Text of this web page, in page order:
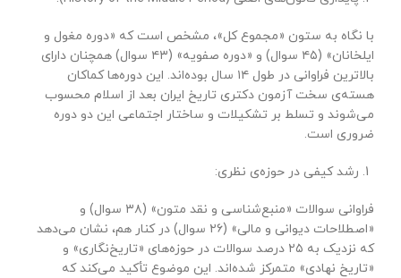
با نگاه به ستون «مجموع کل»، مشخص است که «دوره مغول و
ایلخانان» (۴۵ سوال) و «دوره صفویه» (۴۳ سوال) همچنان دارای
بالاترین فراوانی در طول ۱۴ سال بوده‌اند. این دوره‌ها کماکان
هسته‌ی سخت آزمون دکتری تاریخ ایران بعد از اسلام محسوب
می‌شوند و تسلط بر تشکیلات و ساختار اجتماعی این دو دوره
ضروری است.
رشد کیفی در حوزه‌ی نظری:
فراوانی سوالات «منبع‌شناسی و نقد متون» (۳۸ سوال) و
«اصطلاحات دیوانی و مالی» (۲۶ سوال) در کنار هم، نشان می‌دهد
که نزدیک به ۲۵ درصد سوالات در حوزه‌های «تاریخ‌نگاری» و
«تاریخ نهادی» متمرکز شده‌اند. این موضوع تأکید می‌کند که